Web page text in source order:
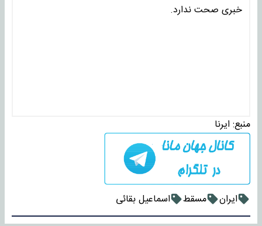
خبری صحت ندارد.
منبع: ایرنا
ایران مسقط اسماعیل بقائی